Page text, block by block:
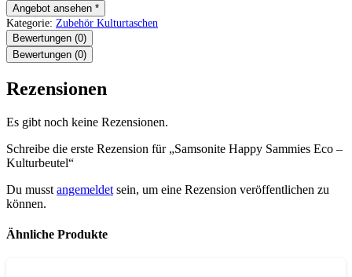
Angebot ansehen *
Kategorie: Zubehör Kulturtaschen
Bewertungen (0)
Bewertungen (0)
Rezensionen
Es gibt noch keine Rezensionen.
Schreibe die erste Rezension für „Samsonite Happy Sammies Eco –
Kulturbeutel“
Du musst angemeldet sein, um eine Rezension veröffentlichen zu
können.
Ähnliche Produkte